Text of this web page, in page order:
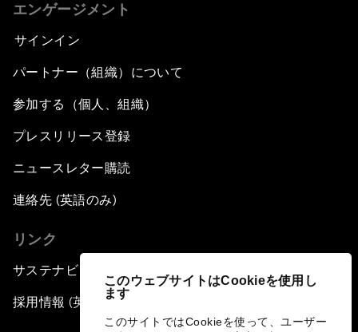
このウェブサイトはCookieを使用し
ます
このサイトではCookieを使って、ユーザー
エンゲージメント
サインイン
パートナー（組織）について
参加する（個人、組織）
プレスリリース登録
ニュースレター購読
連絡先 (英語のみ)
リンク
サステナビリティへの取り組み
採用情報 (英語のみ)